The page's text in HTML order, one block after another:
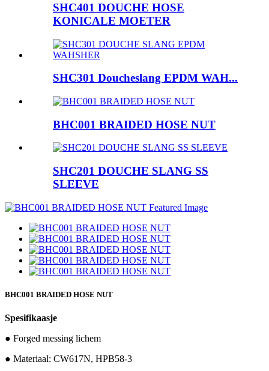
SHC401 DOUCHE HOSE
KONICALE MOETER
SHC301 Doucheslang EPDM WAH...
BHC001 BRAIDED HOSE NUT
SHC201 DOUCHE SLANG SS
SLEEVE
BHC001 BRAIDED HOSE NUT
Spesifikaasje
● Forged messing lichem
● Materiaal: CW617N, HPB58-3